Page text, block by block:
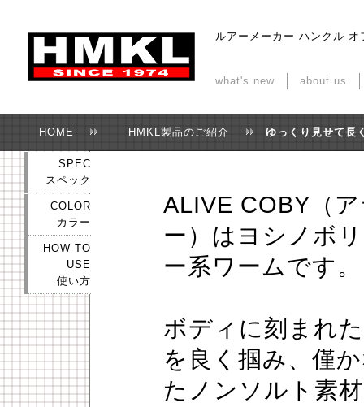
ルアーメーカー ハンクル オ
what's new about us
HOME HMKL製品のご紹介 ゆっくり見せて
SPEC
スペック
COLOR
カラー
HOW TO
USE
使い方
ALIVE COBY（
ー）はヨシノボ
ー系ワームです。
ボディに刻まれ
を良く掴み、僅
たノンソルト素